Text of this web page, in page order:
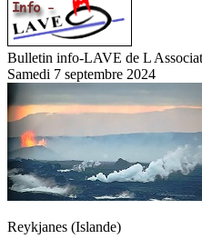
Bulletin info-LAVE de L
Samedi 7 septembre 2024
Reykjanes (Islande)